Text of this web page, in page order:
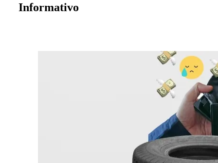
Informativo